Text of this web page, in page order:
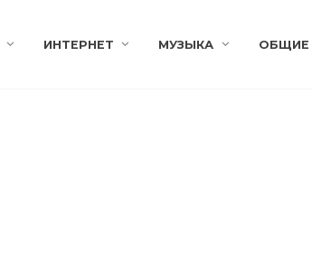
ИНТЕРНЕТ МУЗЫКА ОБЩИЕ